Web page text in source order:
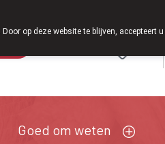
Goed om weten
op deze website te blijven, accepteert